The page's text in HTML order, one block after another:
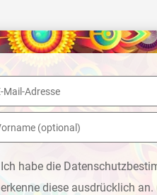
Ich habe die
erkenne diese ausdrücklich an.